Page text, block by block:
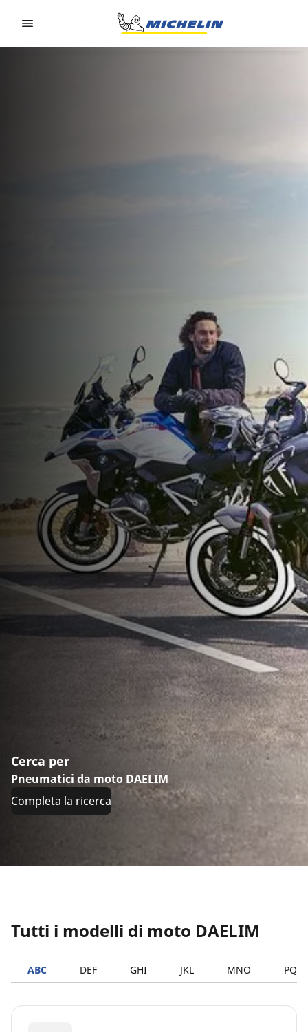
Cerca per
Pneumatici da moto DAELIM
Completa la ricerca
Tutti i modelli di moto DAELIM
ABC DEF GHI JKL MNO PQRS